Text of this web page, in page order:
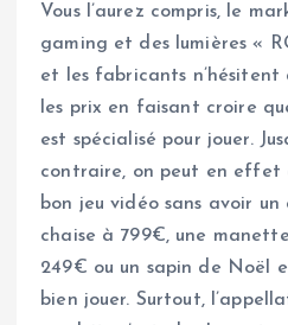
Vous l’aurez compris, le
gaming et des lumières «
et les fabricants n’hésitent
les prix en faisant croire
est spécialisé pour jouer.
contraire, on peut en effet
bon jeu vidéo sans avoir un
chaise à 799€, une
249€ ou un sapin de Noël
bien jouer. Surtout,